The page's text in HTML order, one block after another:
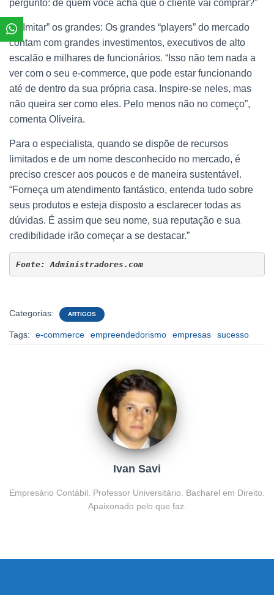
pergunto: de quem você acha que o cliente vai comprar?”
6. “Imitar” os grandes: Os grandes “players” do mercado
contam com grandes investimentos, executivos de alto
escalão e milhares de funcionários. “Isso não tem nada a
ver com o seu e-commerce, que pode estar funcionando
até de dentro da sua própria casa. Inspire-se neles, mas
não queira ser como eles. Pelo menos não no começo”,
comenta Oliveira.
Para o especialista, quando se dispõe de recursos
limitados e de um nome desconhecido no mercado, é
preciso crescer aos poucos e de maneira sustentável.
“Forneça um atendimento fantástico, entenda tudo sobre
seus produtos e esteja disposto a esclarecer todas as
dúvidas. É assim que seu nome, sua reputação e sua
credibilidade irão começar a se destacar.”
Fonte: Administradores.com
Categorias: ARTIGOS
Tags: e-commerce empreendedorismo empresas sucesso
Ivan Savi
Empresário Contábil. Professor Universitário. Bacharel em Direito.
Apaixonado pelo que faz.